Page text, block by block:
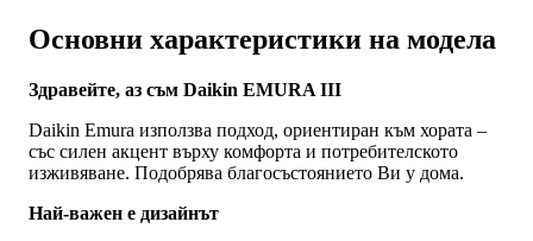
Основни характеристики на модела
Здравейте, аз съм Daikin EMURA III
Daikin Emura използва подход, ориентиран към хората –
със силен акцент върху комфорта и потребителското
изживяване. Подобрява благосъстоянието Ви у дома.
Най-важен е дизайнът